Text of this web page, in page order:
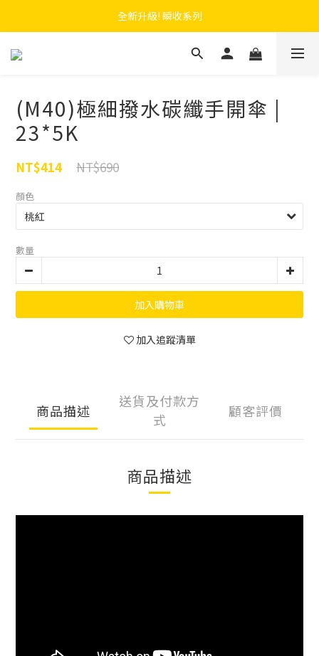
F.SEASONS x Baogani 最新聯名速穿側開雨衣
全新升級! 瞬收系列
F.SEASONS x Baogani 最新聯名速穿側開雨衣
(M40)極細撥水碳纖手開傘 |
23*5K
NT$690
NT$414
顏色
數量
加入購物車
加入追蹤清單
商品描述
送貨及付款方
式
顧客評價
商品描述